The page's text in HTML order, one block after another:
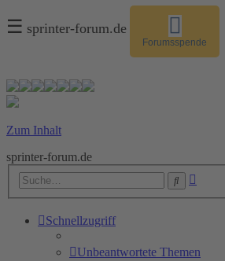
☰ sprinter-forum.de
Forumsspende
Zum Inhalt
sprinter-forum.de
Suche
Schnellzugriff
Unbeantwortete Themen